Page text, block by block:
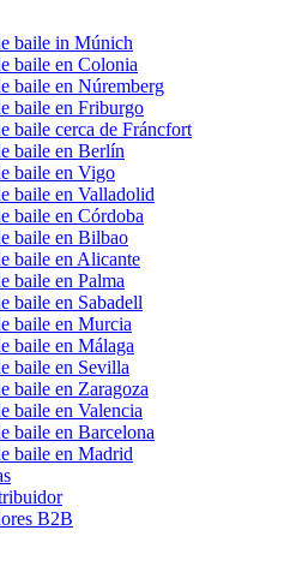
baile in Múnich
baile en Colonia
baile en Núremberg
baile en Friburgo
baile cerca de Fráncfort
baile en Berlín
baile en Vigo
baile en Valladolid
baile en Córdoba
baile en Bilbao
baile en Alicante
baile en Palma
baile en Sabadell
baile en Murcia
baile en Málaga
baile en Sevilla
baile en Zaragoza
baile en Valencia
baile en Barcelona
baile en Madrid
B2B